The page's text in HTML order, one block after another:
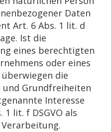
Daten
Art. 6 Abs. 1 lit. d
Ist die
eines berechtigten
oder eines
die
und Grundfreiheiten
Interesse
lit. f DSGVO als